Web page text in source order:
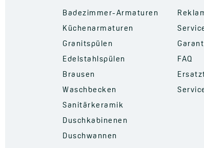
Badezimmer-Armaturen
Küchenarmaturen
Granitspülen
Edelstahlspülen
Brausen
Waschbecken
Sanitärkeramik
Duschkabinenen
Duschwannen
FAQ